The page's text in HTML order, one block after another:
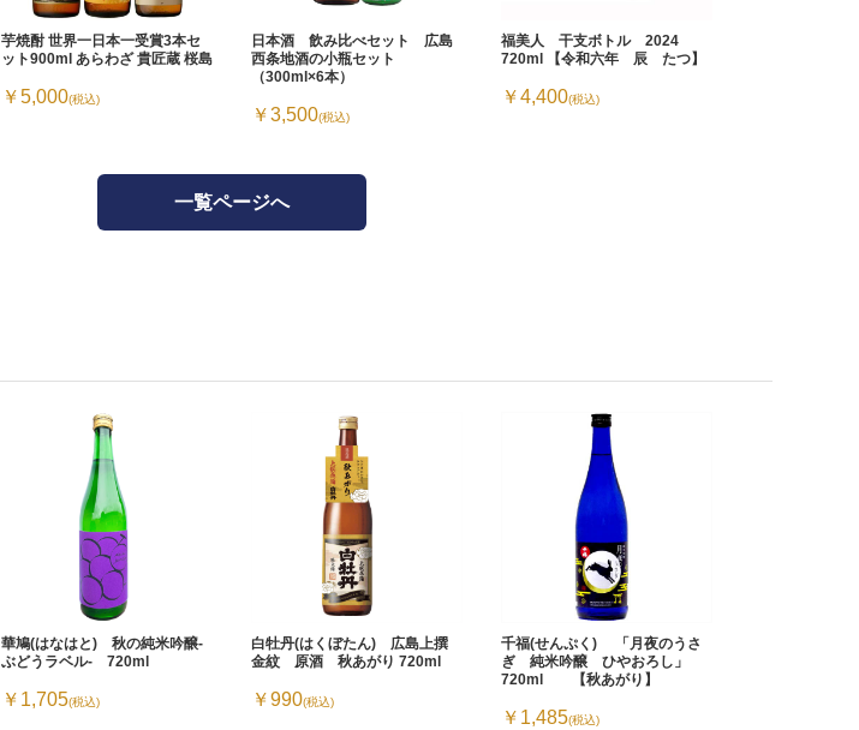
芋焼酎 世界一日本一受賞3本セ
ット900ml あらわざ 貴匠蔵 桜島
￥5,000(税込)
日本酒 飲み比べセット 広島
西条地酒の小瓶セット
（300ml×6本）
￥3,500(税込)
福美人 干支ボトル 2024
720ml 【令和六年 辰 たつ】
￥4,400(税込)
一覧ページへ
華鳩(はなはと) 秋の純米吟醸-
ぶどうラベル- 720ml
￥1,705(税込)
白牡丹(はくぼたん) 広島上撰
金紋 原酒 秋あがり 720ml
￥990(税込)
千福(せんぷく) 「月夜のうさ
ぎ 純米吟醸 ひやおろし」
720ml 【秋あがり】
￥1,485(税込)